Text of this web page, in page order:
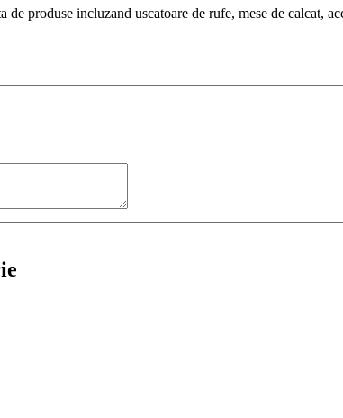
produse incluzand uscatoare de rufe, mese de calcat,